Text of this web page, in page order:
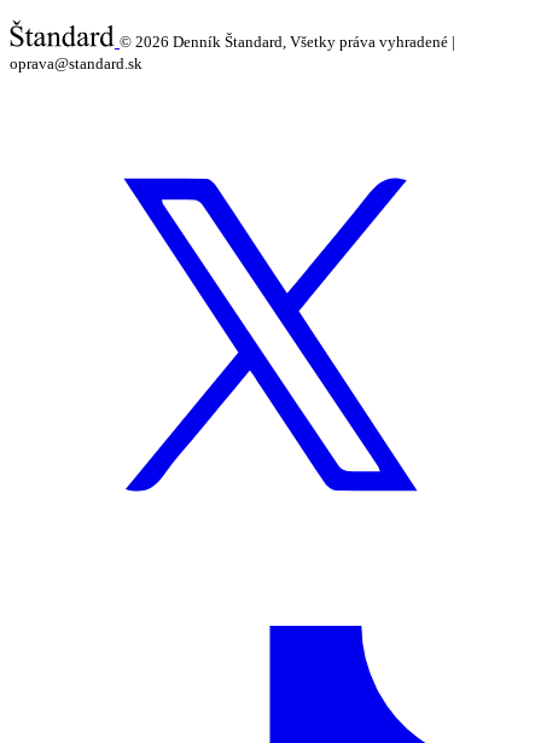
© 2026 Denník Štandard, Všetky práva vyhradené |
oprava@standard.sk